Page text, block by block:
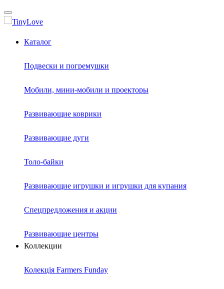
Каталог
Подвески и погремушки
Мобили, мини-мобили и проекторы
Развивающие коврики
Развивающие дуги
Толо-байки
Развивающие игрушки и игрушки для купания
Спецпредложения и акции
Развивающие центры
Коллекции
Колекція Farmers Funday